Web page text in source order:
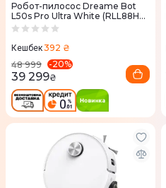
Робот-пилосос Dreame Bot
L50s Pro Ultra White (RLL88HE-
Wh)
Кешбек392 ₴
48 999
-20%
39 299₴